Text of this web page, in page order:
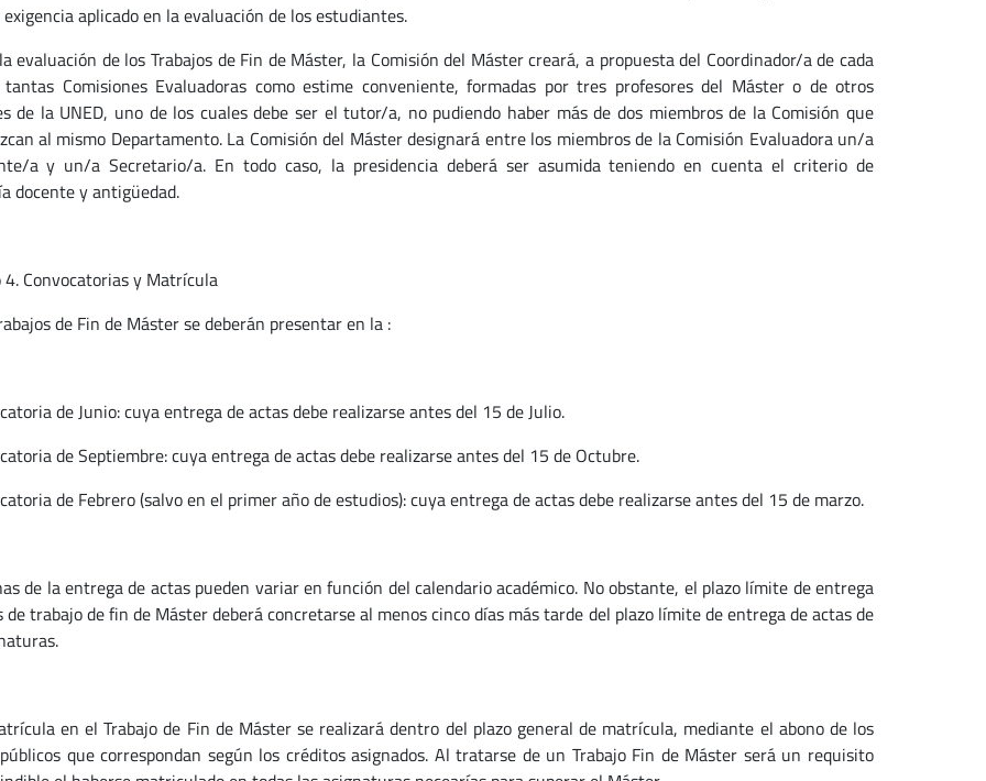
aplicado en la evaluación de los estudiantes.
evaluación de los Trabajos de Fin de Máster, la Comisión del Máster creará, a propuesta del Coordinador/a de cada
Comisiones Evaluadoras como estime conveniente, formadas por tres profesores del Máster o de otros
de la UNED, uno de los cuales debe ser el tutor/a, no pudiendo haber más de dos miembros de la Comisión que
al mismo Departamento. La Comisión del Máster designará entre los miembros de la Comisión Evaluadora un/a
a y un/a Secretario/a. En todo caso, la presidencia deberá ser asumida teniendo en cuenta el criterio de
docente y antigüedad.
Convocatorias y Matrícula
de Fin de Máster se deberán presentar en la :
de Junio: cuya entrega de actas debe realizarse antes del 15 de Julio.
de Septiembre: cuya entrega de actas debe realizarse antes del 15 de Octubre.
de Febrero (salvo en el primer año de estudios): cuya entrega de actas debe realizarse antes del 15 de marzo.
de la entrega de actas pueden variar en función del calendario académico. No obstante, el plazo límite de entrega
de trabajo de fin de Máster deberá concretarse al menos cinco días más tarde del plazo límite de entrega de actas de
en el Trabajo de Fin de Máster se realizará dentro del plazo general de matrícula, mediante el abono de los
que correspondan según los créditos asignados. Al tratarse de un Trabajo Fin de Máster será un requisito